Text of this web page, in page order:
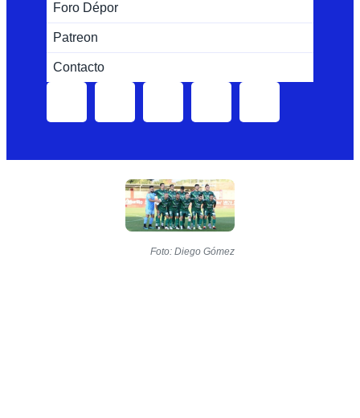
Foro Dépor
Patreon
Contacto
Foto: Diego Gómez